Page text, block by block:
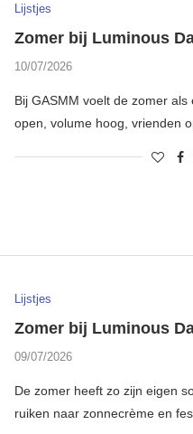
Lijstjes
Zomer bij Luminous
10/07/2026
Bij GASMM voelt de zomer
open, volume hoog, vrienden
Lijstjes
Zomer bij Luminous
09/07/2026
De zomer heeft zo zijn eigen
ruiken naar zonnecrème en